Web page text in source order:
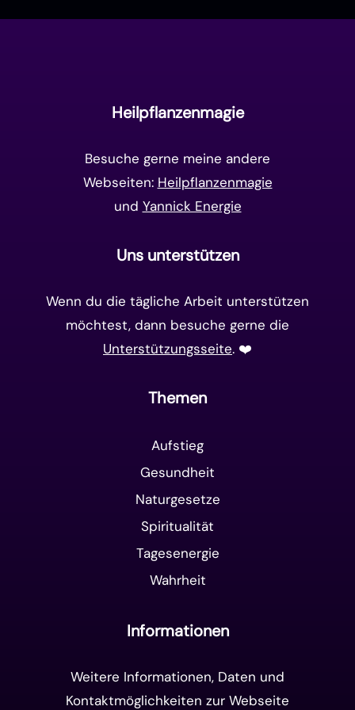
Heilpflanzenmagie
Besuche gerne meine andere
Webseiten: Heilpflanzenmagie
und Yannick Energie
Uns unterstützen
Wenn du die tägliche Arbeit unterstützen
möchtest, dann besuche gerne die
Unterstützungsseite. ❤️️
Themen
Aufstieg
Gesundheit
Naturgesetze
Spiritualität
Tagesenergie
Wahrheit
Informationen
Weitere Informationen, Daten und
Kontaktmöglichkeiten zur Webseite